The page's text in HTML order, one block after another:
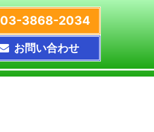
03-3868-2034
お問い合わせ